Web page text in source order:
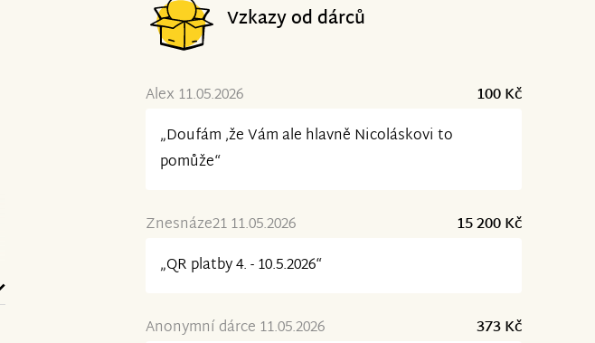
Vzkazy od dárců
Alex 11.05.2026
100 Kč
„Doufám ,že Vám ale hlavně Nicoláskovi to
pomůže“
Znesnáze21 11.05.2026
15 200 Kč
„QR platby 4. - 10.5.2026“
Anonymní dárce 11.05.2026
373 Kč